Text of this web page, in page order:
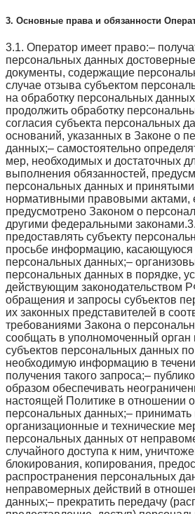
3. Основные права и обязанности
3.1. Оператор имеет право:–
персональных данных
документы, содержащие
случае отзыва субъектом
на обработку персональных
продолжить обработку
согласия субъекта персональных
оснований, указанных в Законе о
данных;– самостоятельно
мер, необходимых и достаточных
выполнения обязанностей,
персональных данных и принятыми
нормативными правовыми актами,
предусмотрено Законом о
другими федеральными
предоставлять субъекту
просьбе информацию, касающуюся
персональных данных;–
персональных данных в порядке,
действующим законодательством
обращения и запросы субъектов
их законных представителей в
требованиями Закона о
сообщать в уполномоченный орган
субъектов персональных данных по
необходимую информацию в
получения такого запроса;–
образом обеспечивать
настоящей Политике в отношении
персональных данных;–
организационные и технические
персональных данных от
случайного доступа к ним,
блокирования, копирования,
распространения персональных
неправомерных действий в
данных;– прекратить передачу